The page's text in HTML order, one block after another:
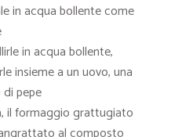
in acqua bollente come
in acqua bollente,
insieme a un uovo, una
pepe
il formaggio grattugiato